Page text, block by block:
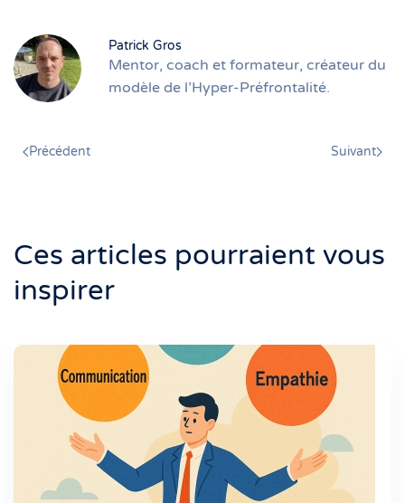
Patrick Gros
Mentor, coach et formateur, créateur du
modèle de l’Hyper-Préfrontalité.
Précédent Suivant
Ces articles pourraient vous
inspirer